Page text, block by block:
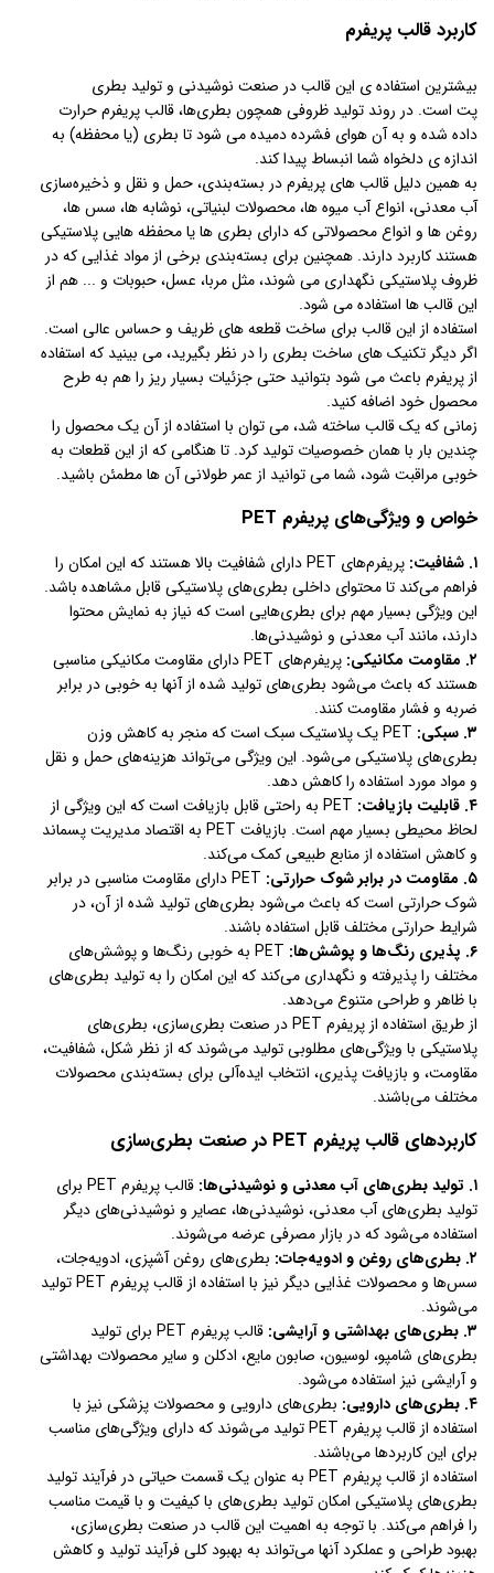
کاربرد قالب پریفرم
بیشترین استفاده ی این قالب در صنعت نوشیدنی و تولید بطری
پت است. در روند تولید ظروفی همچون بطری‌ها، قالب پریفرم حرارت
داده شده و به آن هوای فشرده دمیده می شود تا بطری (یا محفظه) به
اندازه ی دلخواه شما انبساط پیدا کند.
به همین دلیل قالب های پریفرم در بسته‌بندی، حمل و نقل و ذخیره‌سازی
آب معدنی، انواع آب میوه ها، محصولات لبنیاتی، نوشابه ها، سس ها،
روغن ها و انواع محصولاتی که دارای بطری ها یا محفظه هایی پلاستیکی
هستند کاربرد دارند. همچنین برای بسته‌بندی برخی از مواد غذایی که در
ظروف پلاستیکی نگهداری می شوند، مثل مربا، عسل، حبوبات و ... هم از
این قالب ها استفاده می شود.
استفاده از این قالب برای ساخت قطعه های ظریف و حساس عالی است.
اگر دیگر تکنیک های ساخت بطری را در نظر بگیرید، می بینید که استفاده
از پریفرم باعث می شود بتوانید حتی جزئیات بسیار ریز را هم به طرح
محصول خود اضافه کنید.
زمانی که یک قالب ساخته شد، می ‌توان با استفاده از آن یک محصول را
چندین بار با همان خصوصیات تولید کرد. تا هنگامی که از این قطعات به
خوبی مراقبت شود، شما می توانید از عمر طولانی آن ها مطمئن باشید.
خواص و ویژگی‌های پریفرم PET
۱. شفافیت:
پریفرم‌های PET دارای شفافیت بالا هستند که این امکان را
فراهم می‌کند تا محتوای داخلی بطری‌های پلاستیکی قابل مشاهده باشد.
این ویژگی بسیار مهم برای بطری‌هایی است که نیاز به نمایش محتوا
دارند، مانند آب معدنی و نوشیدنی‌ها.
۲. مقاومت مکانیکی:
پریفرم‌های PET دارای مقاومت مکانیکی مناسبی
هستند که باعث می‌شود بطری‌های تولید شده از آنها به خوبی در برابر
ضربه و فشار مقاومت کنند.
۳. سبکی:
PET یک پلاستیک سبک است که منجر به کاهش وزن
بطری‌های پلاستیکی می‌شود. این ویژگی می‌تواند هزینه‌های حمل و نقل
و مواد مورد استفاده را کاهش دهد.
۴. قابلیت بازیافت:
PET به راحتی قابل بازیافت است که این ویژگی از
لحاظ محیطی بسیار مهم است. بازیافت PET به اقتصاد مدیریت پسماند
و کاهش استفاده از منابع طبیعی کمک می‌کند.
۵. مقاومت در برابر شوک حرارتی:
PET دارای مقاومت مناسبی در برابر
شوک حرارتی است که باعث می‌شود بطری‌های تولید شده از آن، در
شرایط حرارتی مختلف قابل استفاده باشند.
۶. پذیری رنگ‌ها و پوشش‌ها:
PET به خوبی رنگ‌ها و پوشش‌های
مختلف را پذیرفته و نگهداری می‌کند که این امکان را به تولید بطری‌های
با ظاهر و طراحی متنوع می‌دهد.
از طریق استفاده از پریفرم PET در صنعت بطری‌سازی، بطری‌های
پلاستیکی با ویژگی‌های مطلوبی تولید می‌شوند که از نظر شکل، شفافیت،
مقاومت، و بازیافت پذیری، انتخاب ایده‌آلی برای بسته‌بندی محصولات
مختلف می‌باشند.
کاربردهای قالب پریفرم PET در صنعت بطری‌سازی
۱. تولید بطری‌های آب معدنی و نوشیدنی‌ها:
قالب پریفرم PET برای
تولید بطری‌های آب معدنی، نوشیدنی‌ها، عصایر و نوشیدنی‌های دیگر
استفاده می‌شود که در بازار مصرفی عرضه می‌شوند.
۲. بطری‌های روغن و ادویه‌جات:
بطری‌های روغن آشپزی، ادویه‌جات،
سس‌ها و محصولات غذایی دیگر نیز با استفاده از قالب پریفرم PET تولید
می‌شوند.
۳. بطری‌های بهداشتی و آرایشی:
قالب پریفرم PET برای تولید
بطری‌های شامپو، لوسیون، صابون مایع، ادکلن و سایر محصولات بهداشتی
و آرایشی نیز استفاده می‌شود.
۴. بطری‌های دارویی:
بطری‌های دارویی و محصولات پزشکی نیز با
استفاده از قالب پریفرم PET تولید می‌شوند که دارای ویژگی‌های مناسب
برای این کاربردها می‌باشند.
استفاده از قالب پریفرم PET به عنوان یک قسمت حیاتی در فرآیند تولید
بطری‌های پلاستیکی امکان تولید بطری‌های با کیفیت و با قیمت مناسب
را فراهم می‌کند. با توجه به اهمیت این قالب در صنعت بطری‌سازی،
بهبود طراحی و عملکرد آنها می‌تواند به بهبود کلی فرآیند تولید و کاهش